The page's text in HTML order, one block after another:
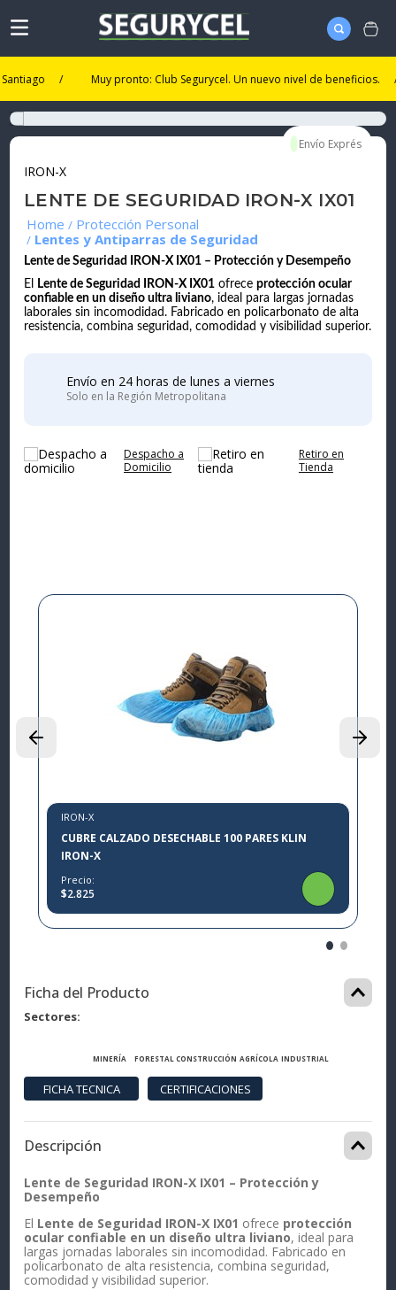
/ Muy pronto: Club Segurycel. Un nuevo nivel de beneficios. /
IRON-X
LENTE DE SEGURIDAD IRON-X IX01
Protección Personal
Lentes y Antiparras de Seguridad
Lente de Seguridad IRON-X IX01 – Protección y Desempeño
El
Lente de Seguridad IRON-X IX01 ofreceprotección ocular
confiable en un diseño ultra liviano, ideal para largas jornadas
laborales sin incomodidad. Fabricado en policarbonato de alta
resistencia, combina seguridad, comodidad y visibilidad superior.
Envío en 24 horas de lunes a viernes
Solo en la Región Metropolitana
Despacho a
Domicilio
Retiro en
Tienda
IRON-X
CUBRE CALZADO DESECHABLE 100 PARES KLIN
IRON-X
Precio:
$2.825
Ficha del Producto
Sectores
MINERÍA FORESTAL CONSTRUCCIÓN AGRÍCOLA INDUSTRIAL
Descripción
Lente de Seguridad IRON-X IX01 – Protección y
Desempeño
El Lente de Seguridad IRON-X IX01 ofrece protección
ocular confiable en un diseño ultra liviano, ideal para
largas jornadas laborales sin incomodidad. Fabricado en
policarbonato de alta resistencia, combina seguridad,
comodidad y visibilidad superior.